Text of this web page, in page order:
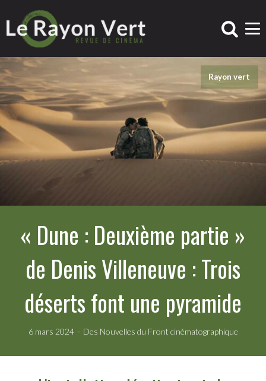
Rayon vert
« Dune : Deuxième partie »
de Denis Villeneuve : Trois
déserts font une pyramide
6 mars 2024 Des Nouvelles du Front cinématographique